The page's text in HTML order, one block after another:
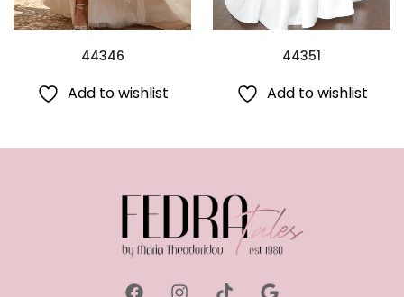
44346
Add to wishlist
44351
Add to wishlist